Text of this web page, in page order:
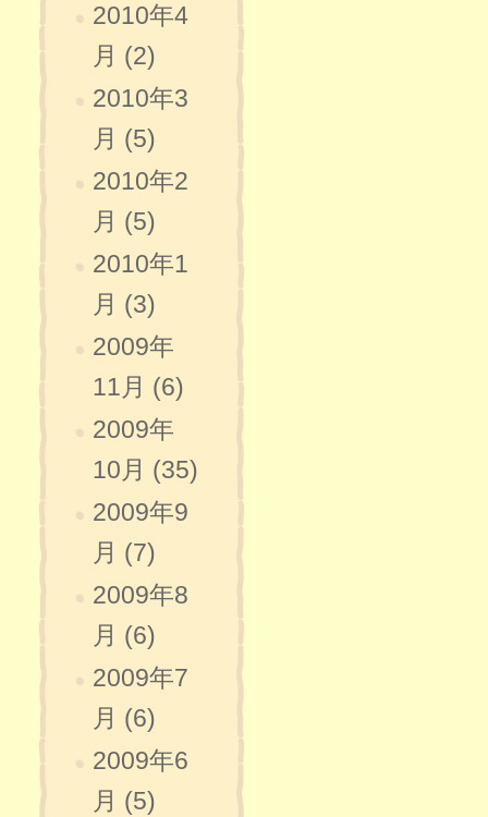
2010年4
月 (2)
2010年3
月 (5)
2010年2
月 (5)
2010年1
月 (3)
2009年
11月 (6)
2009年
10月 (35)
2009年9
月 (7)
2009年8
月 (6)
2009年7
月 (6)
2009年6
月 (5)